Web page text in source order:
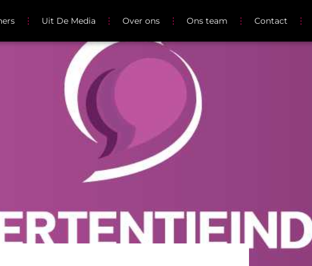
Uit De Media Over ons Ons team Contact